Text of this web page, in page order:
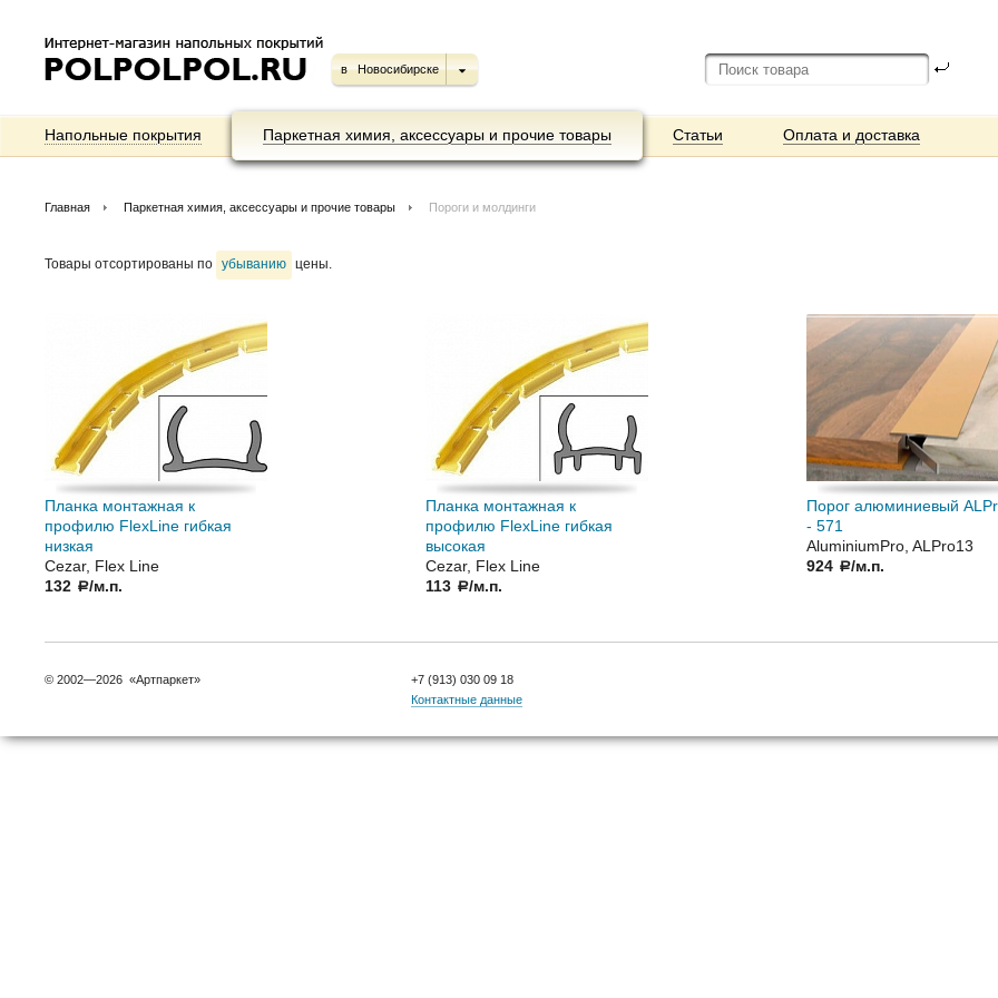
в Новосибирске
Напольные покрытия Паркетная химия, аксессуары и прочие товары Статьи Оплата и доставка
Главная Паркетная химия, аксессуары и прочие товары Пороги и молдинги
Товары отсортированы по убыванию цены.
Планка монтажная к
профилю FlexLine гибкая
низкая
Cezar, Flex Line
132 a/м.п.
Планка монтажная к
профилю FlexLine гибкая
высокая
Cezar, Flex Line
113 a/м.п.
Порог алюминиевый
- 571
AluminiumPro, ALPro13
924 a/м.п.
© 2002—2026 «Артпаркет»
+7 (913) 030 09 18
Контактные данные